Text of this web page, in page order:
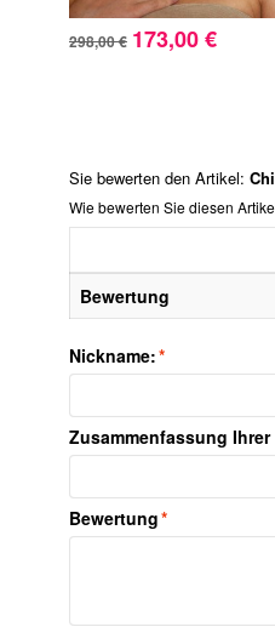
298,00 € 173,00 €
Sie bewerten den Artikel:
Wie bewerten Sie diesen
Bewertung
*
Nickname:
Zusammenfassung
*
Bewertung